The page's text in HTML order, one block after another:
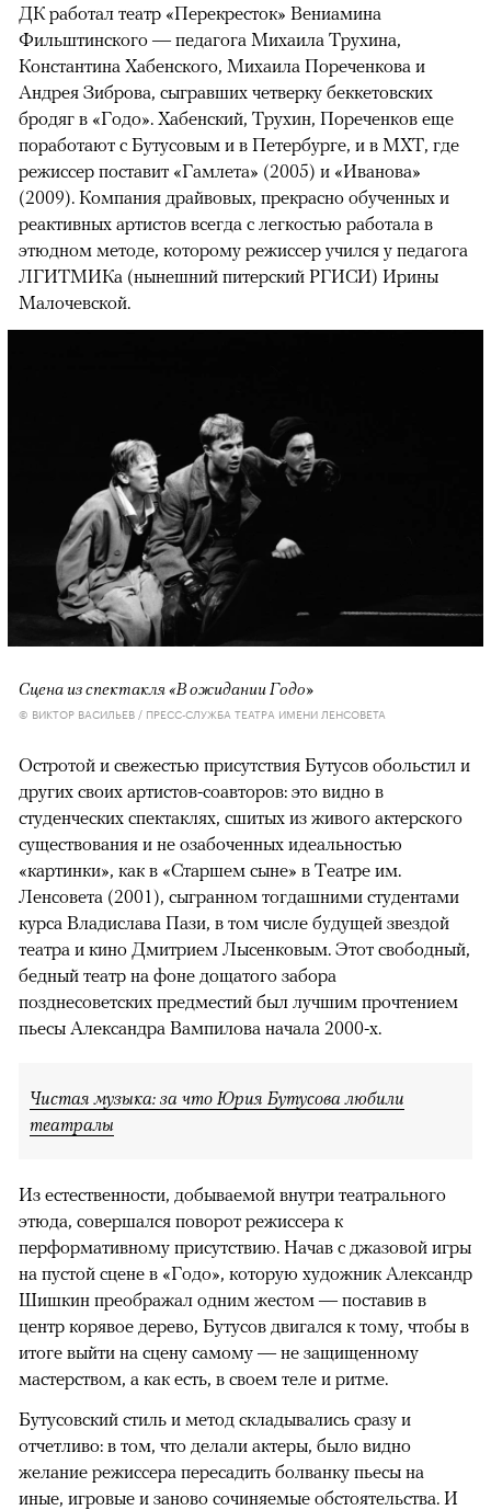
ДК работал театр «Перекресток» Вениамина
Фильштинского — педагога Михаила Трухина,
Константина Хабенского, Михаила Пореченкова и
Андрея Зиброва, сыгравших четверку беккетовских
бродяг в «Годо». Хабенский, Трухин, Пореченков еще
поработают с Бутусовым и в Петербурге, и в МХТ, где
режиссер поставит «Гамлета» (2005) и «Иванова»
(2009). Компания драйвовых, прекрасно обученных и
реактивных артистов всегда с легкостью работала в
этюдном методе, которому режиссер учился у педагога
ЛГИТМИКа (нынешний питерский РГИСИ) Ирины
Малочевской.
Сцена из спектакля «В ожидании Годо»
© ВИКТОР ВАСИЛЬЕВ / ПРЕСС-СЛУЖБА ТЕАТРА ИМЕНИ ЛЕНСОВЕТА
Остротой и свежестью присутствия Бутусов обольстил и
других своих артистов-соавторов: это видно в
студенческих спектаклях, сшитых из живого актерского
существования и не озабоченных идеальностью
«картинки», как в «Старшем сыне» в Театре им.
Ленсовета (2001), сыгранном тогдашними студентами
курса Владислава Пази, в том числе будущей звездой
театра и кино Дмитрием Лысенковым. Этот свободный,
бедный театр на фоне дощатого забора
позднесоветских предместий был лучшим прочтением
пьесы Александра Вампилова начала 2000-х.
Чистая музыка: за что Юрия Бутусова любили
театралы
Из естественности, добываемой внутри театрального
этюда, совершался поворот режиссера к
перформативному присутствию. Начав с джазовой игры
на пустой сцене в «Годо», которую художник Александр
Шишкин преображал одним жестом — поставив в
центр корявое дерево, Бутусов двигался к тому, чтобы в
итоге выйти на сцену самому — не защищенному
мастерством, а как есть, в своем теле и ритме.
Бутусовский стиль и метод складывались сразу и
отчетливо: в том, что делали актеры, было видно
желание режиссера пересадить болванку пьесы на
иные, игровые и заново сочиняемые обстоятельства. И